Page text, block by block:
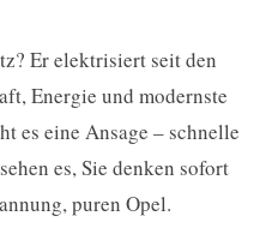
Er elektrisiert seit den
Energie und modernste
es eine Ansage – schnelle
es, Sie denken sofort
puren Opel.